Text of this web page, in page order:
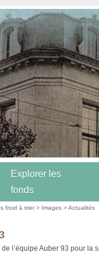
Explorer les
fonds
froid à trier > Images >Actualités
de l’équipe Auber 93 pour la